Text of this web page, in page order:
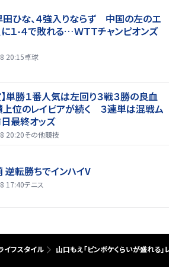
田ひな、４強入りならず 中国の左のエ
１-４で敗れる…ＷＴＴチャンピオンズ
20:15卓球
】単勝１番人気は左回り３戦３勝の良血
位のレイピアが続く ３連単は混戦ム
最終オッズ
20:20その他競技
逆転勝ちでインハイV
17:40テニス
イフスタイル 山口もえ「ピンボケくらいが盛れる